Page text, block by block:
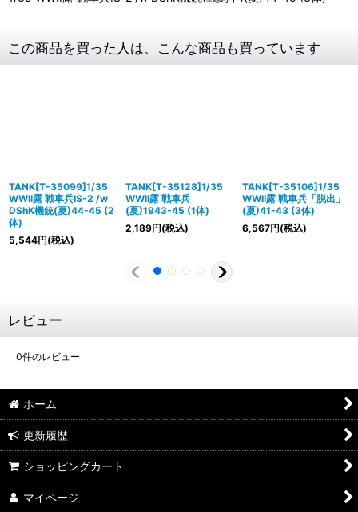
この商品を買った人は、こんな商品も買っています
TANK[T-35099]1/35
WWII露 戦車兵IS-2 /w
DShK機銃(夏)44-45 (2
体)
5,544円(税込)
TANK[T-35128]1/35
WWII露 戦車兵
(夏)1943-45 (1体)
2,189円(税込)
TANK[T-35106]1/35
WWII露 戦車兵「脱出」
(夏)41-43 (3体)
6,567円(税込)
レビュー
0件のレビュー
ホーム
更新履歴
ショッピングカート
マイページ